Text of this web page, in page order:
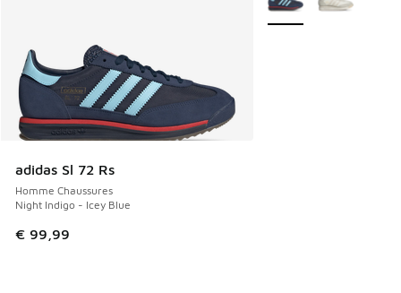
adidas Sl 72 Rs
Homme Chaussures
Night Indigo - Icey Blue
€ 99,99